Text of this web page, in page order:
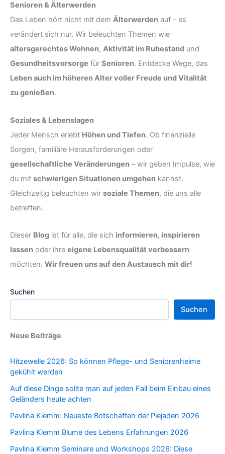
Senioren & Älterwerden
Das Leben hört nicht mit dem Älterwerden auf – es
verändert sich nur. Wir beleuchten Themen wie
altersgerechtes Wohnen, Aktivität im Ruhestand und
Gesundheitsvorsorge für Senioren. Entdecke Wege, das
Leben auch im höheren Alter voller Freude und Vitalität
zu genießen.
Soziales & Lebenslagen
Jeder Mensch erlebt Höhen und Tiefen. Ob finanzielle
Sorgen, familiäre Herausforderungen oder
gesellschaftliche Veränderungen – wir geben Impulse, wie
du mit schwierigen Situationen umgehen kannst.
Gleichzeitig beleuchten wir soziale Themen, die uns alle
betreffen.
Dieser Blog ist für alle, die sich informieren, inspirieren
lassen oder ihre eigene Lebensqualität verbessern
möchten. Wir freuen uns auf den Austausch mit dir!
Suchen
Suchen
Neue Beiträge
Hitzewelle 2026: So können Pflege- und Seniorenheime
gekühlt werden
Auf diese Dinge sollte man auf jeden Fall beim Einbau eines
Geländers heute achten
Pavlina Klemm: Neueste Botschaften der Plejaden 2026
Pavlina Klemm Blume des Lebens Erfahrungen 2026
Pavlina Klemm Seminare und Workshops 2026: Diese